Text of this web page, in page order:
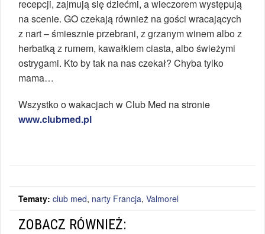
recepcji, zajmują się dziećmi, a wieczorem występują
na scenie. GO czekają również na gości wracających
z nart – śmiesznie przebrani, z grzanym winem albo z
herbatką z rumem, kawałkiem ciasta, albo świeżymi
ostrygami. Kto by tak na nas czekał? Chyba tylko
mama…
Wszystko o wakacjach w Club Med na stronie
www.clubmed.pl
Tematy: club med, narty Francja, Valmorel
ZOBACZ RÓWNIEŻ: